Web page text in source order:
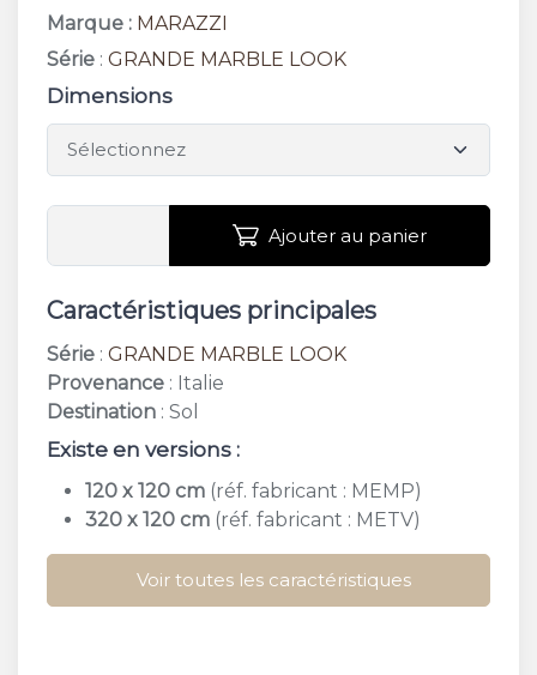
Marque : MARAZZI
Série : GRANDE MARBLE LOOK
Dimensions
Ajouter au panier
Caractéristiques principales
Série : GRANDE MARBLE LOOK
Provenance : Italie
Destination : Sol
Existe en versions :
120 x 120 cm (réf. fabricant : MEMP)
320 x 120 cm (réf. fabricant : METV)
Voir toutes les caractéristiques